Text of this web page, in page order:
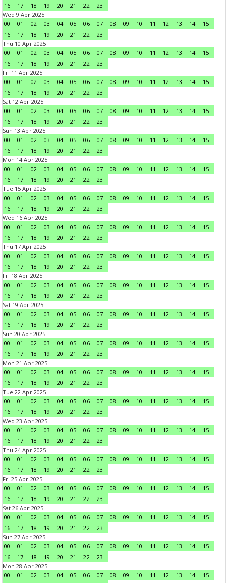
16
17 18 19 20 21 22
23
Wed 9 Apr 2025
00
01 02 03 04 05 06 07 08 09 10 11 12 13 14
15
16
17 18 19 20 21 22
23
Thu 10 Apr 2025
00
01 02 03 04 05 06 07 08 09 10 11 12 13 14
15
16
17 18 19 20 21 22
23
Fri 11 Apr 2025
00
01 02 03 04 05 06 07 08 09 10 11 12 13 14
15
16
17 18 19 20 21 22
23
Sat 12 Apr 2025
00
01 02 03 04 05 06 07 08 09 10 11 12 13 14
15
16
17 18 19 20 21 22
23
Sun 13 Apr 2025
00
01 02 03 04 05 06 07 08 09 10 11 12 13 14
15
16
17 18 19 20 21 22
23
Mon 14 Apr 2025
00
01 02 03 04 05 06 07 08 09 10 11 12 13 14
15
16
17 18 19 20 21 22
23
Tue 15 Apr 2025
00
01 02 03 04 05 06 07 08 09 10 11 12 13 14
15
16
17 18 19 20 21 22
23
Wed 16 Apr 2025
00
01 02 03 04 05 06 07 08 09 10 11 12 13 14
15
16
17 18 19 20 21 22
23
Thu 17 Apr 2025
00
01 02 03 04 05 06 07 08 09 10 11 12 13 14
15
16
17 18 19 20 21 22
23
Fri 18 Apr 2025
00
01 02 03 04 05 06 07 08 09 10 11 12 13 14
15
16
17 18 19 20 21 22
23
Sat 19 Apr 2025
00
01 02 03 04 05 06 07 08 09 10 11 12 13 14
15
16
17 18 19 20 21 22
23
Sun 20 Apr 2025
00
01 02 03 04 05 06 07 08 09 10 11 12 13 14
15
16
17 18 19 20 21 22
23
Mon 21 Apr 2025
00
01 02 03 04 05 06 07 08 09 10 11 12 13 14
15
16
17 18 19 20 21 22
23
Tue 22 Apr 2025
00
01 02 03 04 05 06 07 08 09 10 11 12 13 14
15
16
17 18 19 20 21 22
23
Wed 23 Apr 2025
00
01 02 03 04 05 06 07 08 09 10 11 12 13 14
15
16
17 18 19 20 21 22
23
Thu 24 Apr 2025
00
01 02 03 04 05 06 07 08 09 10 11 12 13 14
15
16
17 18 19 20 21 22
23
Fri 25 Apr 2025
00
01 02 03 04 05 06 07 08 09 10 11 12 13 14
15
16
17 18 19 20 21 22
23
Sat 26 Apr 2025
00
01 02 03 04 05 06 07 08 09 10 11 12 13 14
15
16
17 18 19 20 21 22
23
Sun 27 Apr 2025
00
01 02 03 04 05 06 07 08 09 10 11 12 13 14
15
16
17 18 19 20 21 22
23
Mon 28 Apr 2025
00
01 02 03 04 05 06 07 08 09 10 11 12 13 14
15